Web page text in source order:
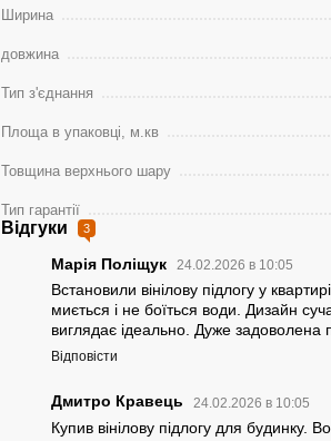
Ширина
довжина
Тип з'єднання
Площа в упаковці, м.кв
Товщина верхнього шару
Тип гарантії
Відгуки 3
Марія Поліщук 24.02.2026 в 10:05
Встановили вінілову підлогу у
миється і не боїться води. Дизайн
виглядає ідеально. Дуже задоволена
Відповісти
Дмитро Кравець 24.02.2026 в 10:05
Купив вінілову підлогу для будинку.